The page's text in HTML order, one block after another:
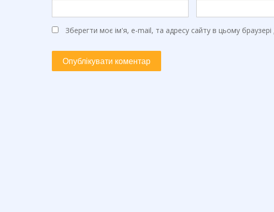
Зберегти моє ім'я, e-mail, та адресу сайту в цьому